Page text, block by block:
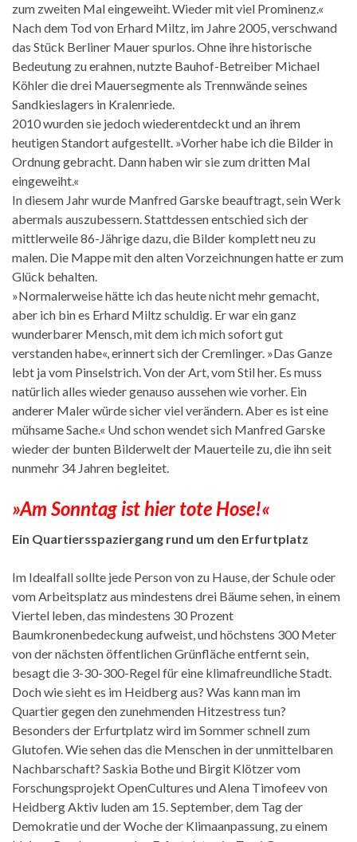
zum zweiten Mal eingeweiht. Wieder mit viel Prominenz.«
Nach dem Tod von Erhard Miltz, im Jahre 2005, verschwand
das Stück Berliner Mauer spurlos. Ohne ihre historische
Bedeutung zu erahnen, nutzte Bauhof-Betreiber Michael
Köhler die drei Mauersegmente als Trennwände seines
Sandkieslagers in Kralenriede.
2010 wurden sie jedoch wiederentdeckt und an ihrem
heutigen Standort aufgestellt. »Vorher habe ich die Bilder in
Ordnung gebracht. Dann haben wir sie zum dritten Mal
eingeweiht.«
In diesem Jahr wurde Manfred Garske beauftragt, sein Werk
abermals auszubessern. Stattdessen entschied sich der
mittlerweile 86-Jährige dazu, die Bilder komplett neu zu
malen. Die Mappe mit den alten Vorzeichnungen hatte er zum
Glück behalten.
»Normalerweise hätte ich das heute nicht mehr gemacht,
aber ich bin es Erhard Miltz schuldig. Er war ein ganz
wunderbarer Mensch, mit dem ich mich sofort gut
verstanden habe«, erinnert sich der Cremlinger. »Das Ganze
lebt ja vom Pinselstrich. Von der Art, vom Stil her. Es muss
natürlich alles wieder genauso aussehen wie vorher. Ein
anderer Maler würde sicher viel verändern. Aber es ist eine
mühsame Sache.« Und schon wendet sich Manfred Garske
wieder der bunten Bilderwelt der Mauerteile zu, die ihn seit
nunmehr 34 Jahren begleitet.
»Am Sonntag ist hier tote Hose!«
Ein Quartiersspaziergang rund um den Erfurtplatz
Im Idealfall sollte jede Person von zu Hause, der Schule oder
vom Arbeitsplatz aus mindestens drei Bäume sehen, in einem
Viertel leben, das mindestens 30 Prozent
Baumkronenbedeckung aufweist, und höchstens 300 Meter
von der nächsten öffentlichen Grünfläche entfernt sein,
besagt die 3-30-300-Regel für eine klimafreundliche Stadt.
Doch wie sieht es im Heidberg aus? Was kann man im
Quartier gegen den zunehmenden Hitzestress tun?
Besonders der Erfurtplatz wird im Sommer schnell zum
Glutofen. Wie sehen das die Menschen in der unmittelbaren
Nachbarschaft? Saskia Bothe und Birgit Klötzer vom
Forschungsprojekt OpenCultures und Alena Timofeev von
Heidberg Aktiv luden am 15. September, dem Tag der
Demokratie und der Woche der Klimaanpassung, zu einem